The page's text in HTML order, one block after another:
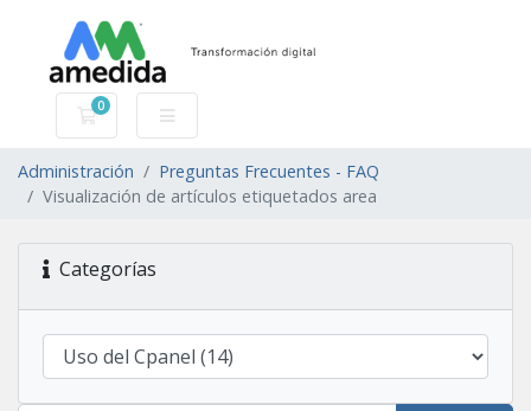
0
Carro de Pedidos
Administración
Preguntas Frecuentes - FAQ
Visualización de artículos etiquetados area
Categorías